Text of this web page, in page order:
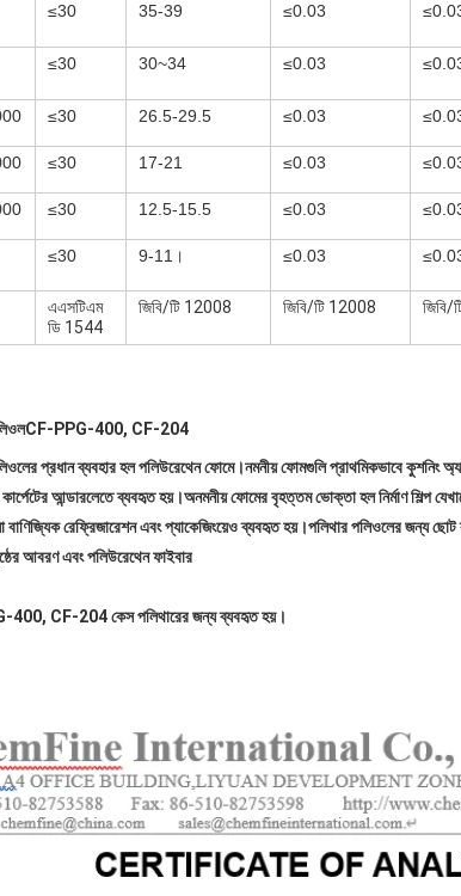
≤30 35-39 ≤0.03
≤30 30~34 ≤0.03
≤30 26.5-29.5 ≤0.03
≤30 17-21 ≤0.03
≤30 12.5-15.5 ≤0.03
≤30 9-11। ≤0.03
এএসটিএম
ডি 1544
জিবি/টি 12008 জিবি/টি 12008 জিবি/
CF-PPG-400, CF-204
প্রধান ব্যবহার হল পলিউরেথেন ফোমে।নমনীয় ফোমগুলি প্রাথমিকভাবে কুশনিং
আন্ডারলেতে ব্যবহৃত হয়।অনমনীয় ফোমের বৃহত্তম ভোক্তা হল নির্মাণ শিল্প
বাণিজ্যিক রেফ্রিজারেশন এবং প্যাকেজিংয়েও ব্যবহৃত হয়।পলিথার পলিওলের জন্য
আবরণ এবং পলিউরেথেন ফাইবার
400, CF-204 কেস পলিথারের জন্য ব্যবহৃত হয়।